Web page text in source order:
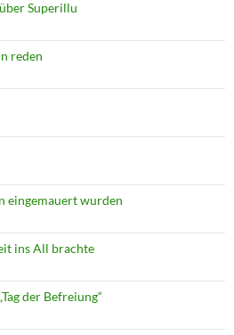
Superillu
reden
eingemauert wurden
ins All brachte
der Befreiung“